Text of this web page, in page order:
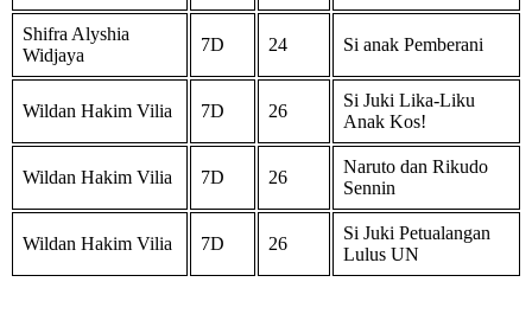
Shifra Alyshia
Widjaya
7D 24 Si anak Pemberani
Wildan Hakim Vilia 7D 26
Si Juki Lika-Liku
Anak Kos!
Wildan Hakim Vilia 7D 26
Naruto dan Rikudo
Sennin
Wildan Hakim Vilia 7D 26
Si Juki Petualangan
Lulus UN